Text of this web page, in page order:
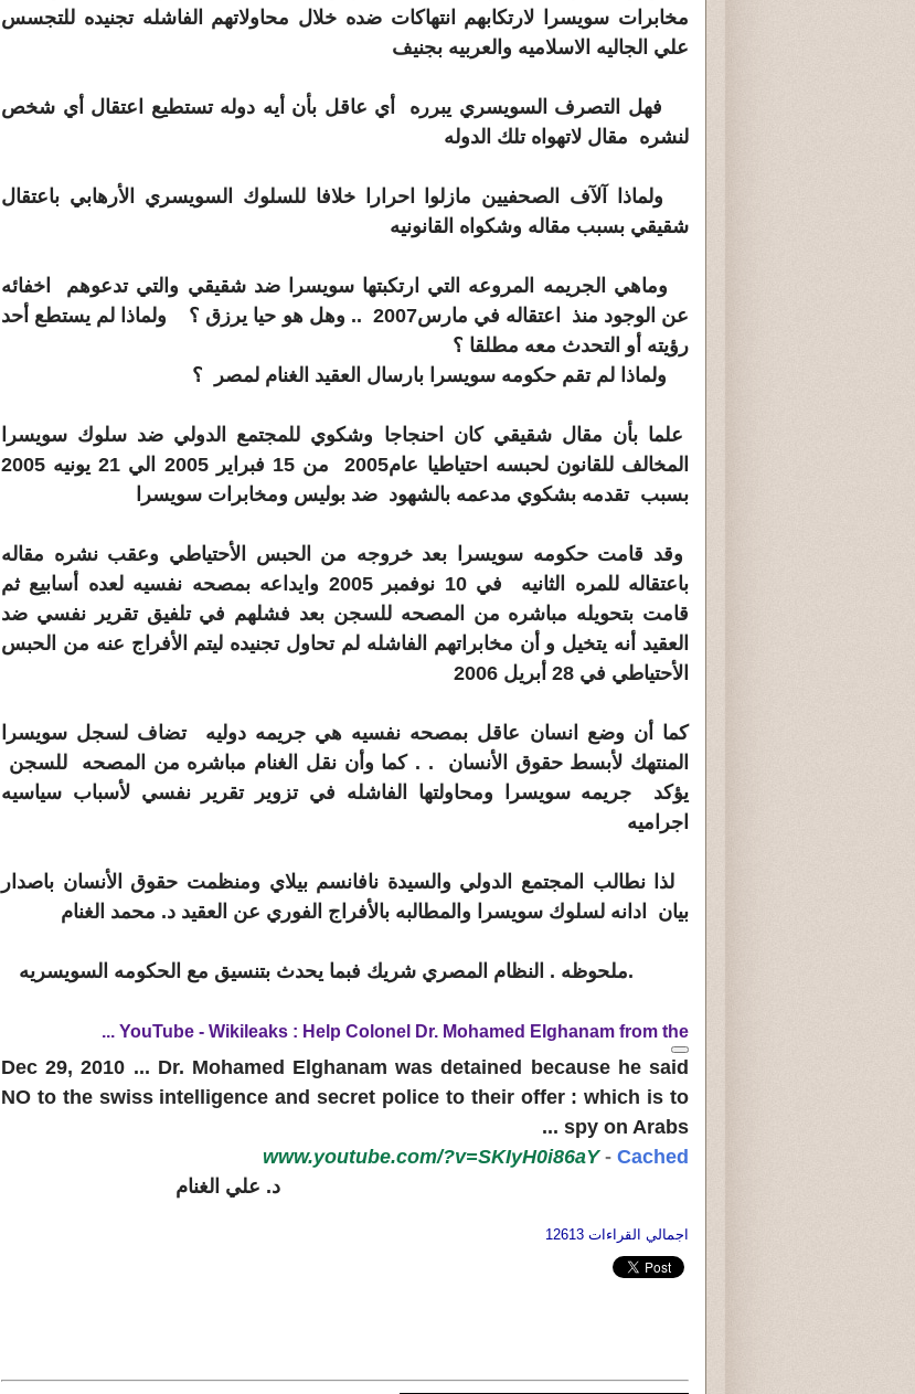
مخابرات سويسرا لارتكابهم انتهاكات ضده خلال محاولاتهم الفاشله تجنيده للتجسس
علي الجاليه الاسلاميه والعربيه بجنيف
فهل التصرف السويسري يبرره أي عاقل بأن أيه دوله تستطيع اعتقال أي شخص
لنشره مقال لاتهواه تلك الدوله
ولماذا آلآف الصحفيين مازلوا احرارا خلافا للسلوك السويسري الأرهابي باعتقال
شقيقي بسبب مقاله وشكواه القانونيه
وماهي الجريمه المروعه التي ارتكبتها سويسرا ضد شقيقي والتي تدعوهم اخفائه
عن
الوجود منذ اعتقاله في مارس2007 .. وهل هو حيا يرزق ؟ ولماذا لم يستطع أحد
رؤيته أو التحدث معه مطلقا ؟
ولماذا لم تقم حكومه سويسرا بارسال العقيد الغنام لمصر ؟
علما بأن مقال شقيقي كان احنجاجا وشكوي للمجتمع الدولي ضد سلوك سويسرا
المخالف
للقانون لحبسه احتياطيا عام2005 من 15 فبراير 2005 الي 21 يونيه 2005
بسبب تقدمه بشكوي مدعمه بالشهود ضد بوليس ومخابرات سويسرا
وقد قامت حكومه سويسرا بعد خروجه من الحبس الأحتياطي وعقب نشره مقاله
باعتقاله
للمره الثانيه في 10 نوفمبر 2005 وايداعه بمصحه نفسيه لعده أسابيع ثم
قامت بتحويله مباشره من المصحه للسجن بعد فشلهم في تلفيق تقرير نفسي ضد
العقيد أنه يتخيل و أن مخابراتهم الفاشله لم تحاول تجنيده ليتم الأفراج عنه من الحبس
الأحتياطي في 28 أبريل 2006
كما أن وضع انسان عاقل بمصحه نفسيه هي جريمه دوليه تضاف لسجل سويسرا
المنتهك لأبسط حقوق الأنسان . . كما وأن نقل الغنام مباشره من المصحه للسجن
يؤكد جريمه سويسرا ومحاولتها الفاشله في تزوير تقرير نفسي لأسباب سياسيه
اجراميه
لذا نطالب المجتمع الدولي والسيدة نافانسم بيلاي ومنظمت حقوق الأنسان باصدار
بيان
ادانه لسلوك سويسرا والمطالبه بالأفراج الفوري عن العقيد د. محمد الغنام
.ملحوظه . النظام المصري شريك فبما يحدث بتنسيق مع الحكومه السويسريه
YouTube - Wikileaks : Help Colonel Dr. Mohamed Elghanam from the
...
Dec 29, 2010 ... Dr. Mohamed Elghanam was detained because he said
NO to the swiss intelligence and secret police to their offer : which is to
spy on Arabs
...
www.youtube.com/?v=SKIyH0i86aY- Cached
د. علي الغنام
اجمالي القراءات 12613